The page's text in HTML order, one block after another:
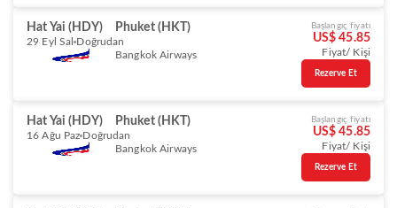
Hat Yai (HDY) Phuket (HKT)
29 Eyl Sal Doğrudan
Bangkok Airways
Başlangıç fiyatı
US$ 45.85
Fiyat/ Kişi
Rezerve Et
Hat Yai (HDY) Phuket (HKT)
16 Ağu Paz Doğrudan
Bangkok Airways
Başlangıç fiyatı
US$ 45.85
Fiyat/ Kişi
Rezerve Et